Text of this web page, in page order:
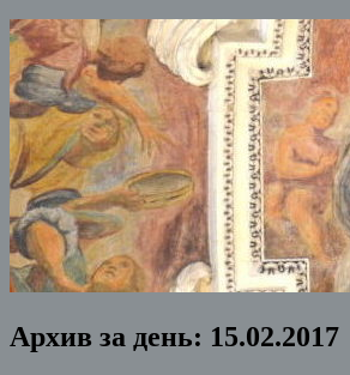
Архив за день: 15.02.2017